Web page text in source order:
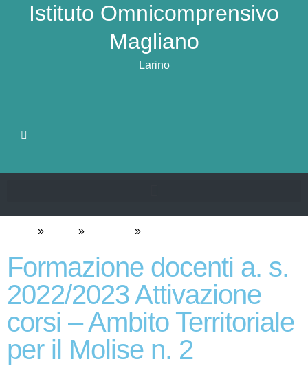
Istituto Omnicomprensivo
Magliano
Larino
Formazione docenti a. s.
2022/2023 Attivazione
corsi – Ambito Territoriale
per il Molise n. 2